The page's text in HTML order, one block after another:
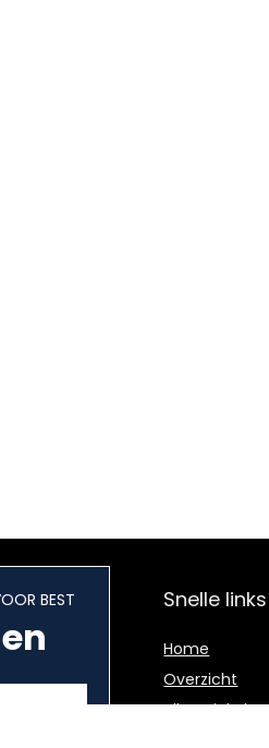
BEST Snelle links
Home
Overzicht
Alles winkelen